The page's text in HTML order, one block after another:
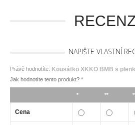
NAPIŠTE VLASTNÍ
Právě hodnotíte: Kousátko XKKO BMB s
Jak hodnotíte tento produkt? *
* **
Cena